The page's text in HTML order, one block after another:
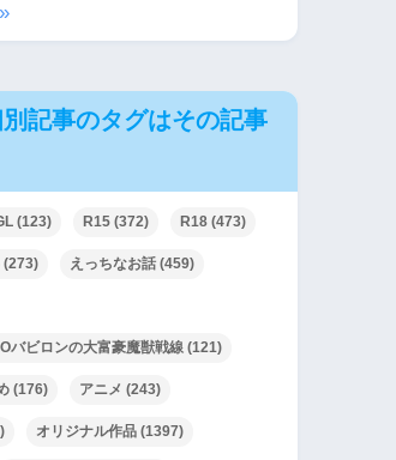
記事のタグはその記事
(123) R15 (372) R18 (473)
(273) えっちなお話 (459)
バビロンの大富豪魔獣戦線 (121)
(176) アニメ (243)
オリジナル作品 (1397)